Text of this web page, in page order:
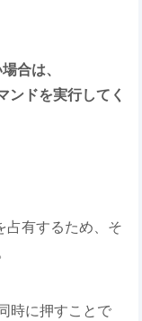
合は、
ドを実行してく
占有するため、そ
時に押すことで